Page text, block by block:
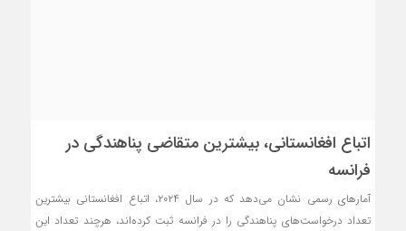
اتباع افغانستانی، بیشترین متقاضی پناهندگی در
فرانسه
آمارهای رسمی نشان می‌دهد که در سال ۲۰۲۴، اتباع افغانستانی بیشترین
تعداد درخواست‌های پناهندگی را در فرانسه ثبت کرده‌اند، هرچند تعداد این